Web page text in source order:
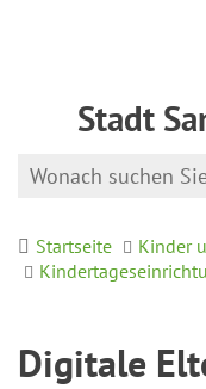
Stadt
Startseite
Kinder
Digitale